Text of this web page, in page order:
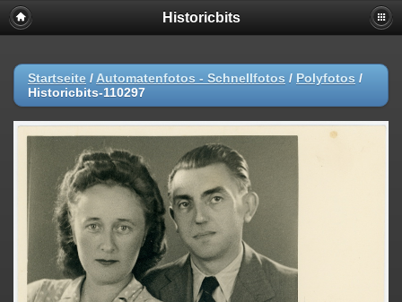
Historicbits
Startseite / Automatenfotos - Schnellfotos / Polyfotos /
Historicbits-110297